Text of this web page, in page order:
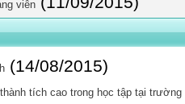
viên
(14/08/2015)
tích cao trong học tập tại trường